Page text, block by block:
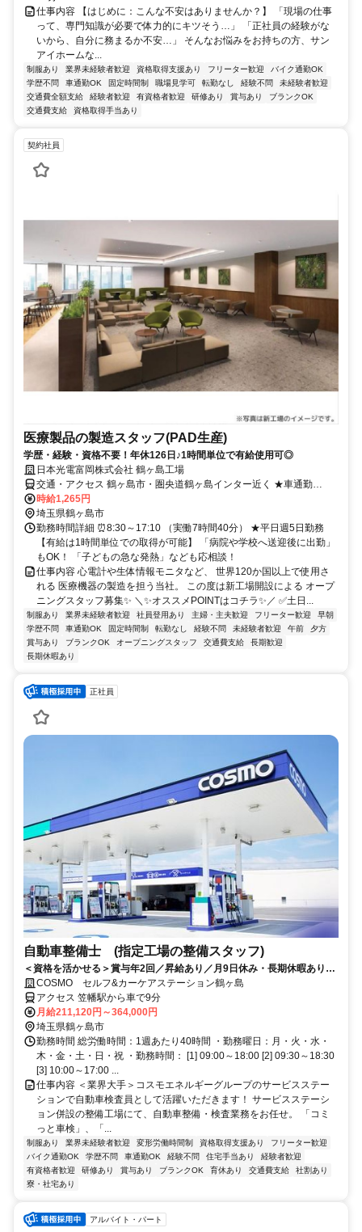
仕事内容 【はじめに：こんな不安はありませんか？】 「現場の仕事
って、専門知識が必要で体力的にキツそう…」 「正社員の経験がな
いから、自分に務まるか不安…」 そんなお悩みをお持ちの方、サン
アイホームな...
制服あり 業界未経験者歓迎 資格取得支援あり フリーター歓迎
バイク通勤OK
学歴不問
車通勤OK 固定時間制 職場見学可 転勤なし 経験不問
未経験者歓迎
交通費全額支給
経験者歓迎 有資格者歓迎 研修あり 賞与あり
ブランクOK
交通費支給
資格取得手当あり
契約社員
医療製品の製造スタッフ(PAD生産)
学歴・経験・資格不要！年休126日♪1時間単位で有給使用可◎
日本光電富岡株式会社 鶴ヶ島工場
交通・アクセス 鶴ヶ島市・圏央道鶴ヶ島インター近く ★車通勤
OK（駐車場完備）
時給1,265円
埼玉県鶴ヶ島市
勤務時間詳細 ⏰8:30～17:10 （実働7時間40分） ★平日週5日勤務
【有給は1時間単位での取得が可能】 「病院や学校へ送迎後に出勤」
もOK！ 「子どもの急な発熱」なども応相談！
仕事内容 心電計や生体情報モニタなど、 世界120か国以上で使用さ
れる 医療機器の製造を担う当社。 この度は新工場開設による オープ
ニングスタッフ募集✨ ＼✨オススメPOINTはコチラ✨／ ✅土日...
制服あり 業界未経験者歓迎 社員登用あり 主婦・主夫歓迎 フリーター歓迎
早朝
学歴不問
車通勤OK 固定時間制 転勤なし 経験不問 未経験者歓迎 午前
夕方
賞与あり
ブランクOK オープニングスタッフ 交通費支給
長期歓迎
長期休暇あり
正社員
自動車整備士 (指定工場の整備スタッフ)
＜資格を活かせる＞賞与年2回／昇給あり／月9日休み・長期休暇あり／
残業20時間以内／福利厚生や制度も充実◎／資格取得支援制度あり
COSMO セルフ&カーケアステーション鶴ヶ島
アクセス 笠幡駅から車で9分
月給211,120円～364,000円
埼玉県鶴ヶ島市
勤務時間 総労働時間：1週あたり40時間 ・勤務曜日：月・火・水・
木・金・土・日・祝 ・勤務時間： [1] 09:00～18:00 [2] 09:30～18:30
[3] 10:00～17:00 ...
仕事内容 ＜業界大手＞コスモエネルギーグループのサービスステー
ションで自動車検査員として活躍いただきます！ サービスステーシ
ョン併設の整備工場にて、自動車整備・検査業務をお任せ。 「コミ
っと車検」、「...
制服あり 業界未経験者歓迎 変形労働時間制 資格取得支援あり
フリーター歓迎
バイク通勤OK
学歴不問 車通勤OK 経験不問 住宅手当あり
経験者歓迎
有資格者歓迎
研修あり 賞与あり ブランクOK 育休あり 交通費支給
社割あり
寮・社宅あり
アルバイト・パート